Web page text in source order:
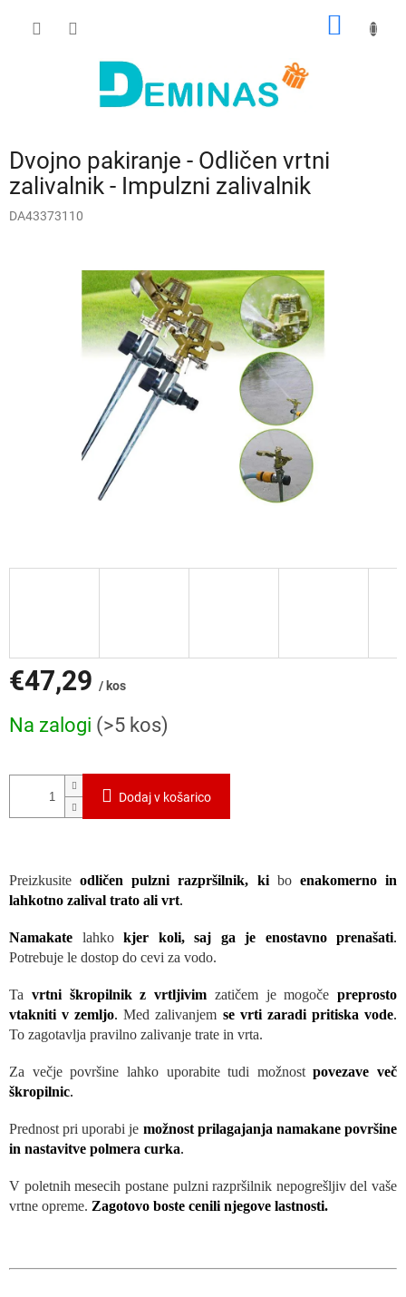
Dvojno pakiranje - Odličen vrtni
zalivalnik - Impulzni zalivalnik
DA43373110
€47,29 / kos
mere:
Na zalogi (>5 kos)
Dodaj v košarico
Preizkusiteodličen pulzni razpršilnik, ki bo enakomerno in
lahkotno zalival trato ali vrt.
Namakate lahko kjer koli, saj ga je enostavno prenašati.
Potrebuje le dostop do cevi za vodo.
Ta vrtni škropilnik z vrtljivim zatičem je mogoče preprosto
vtakniti v zemljo. Med zalivanjem se vrti zaradi pritiska vode.
To zagotavlja pravilno zalivanje trate in vrta.
Za večje površine lahko uporabite tudi možnostpovezave več
škropilnic.
Prednost pri uporabi je možnost prilagajanja namakane površine
in nastavitve polmera curka.
V poletnih mesecih postane pulzni razpršilnik nepogrešljiv del vaše
vrtne opreme. Zagotovo boste cenili njegove lastnosti.